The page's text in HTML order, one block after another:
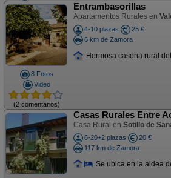
8 Fotos
Video
(2 comentarios)
Entrambasorillas
Apartamentos Rurales en
4-10 plazas
25 €
6 km de Zamora
Hermosa casona rural
Casas Rurales Entre
Casa Rural en Sotillo de
6-20+2 plazas
20 €
117 km de Zamora
Se ubica en la aldea